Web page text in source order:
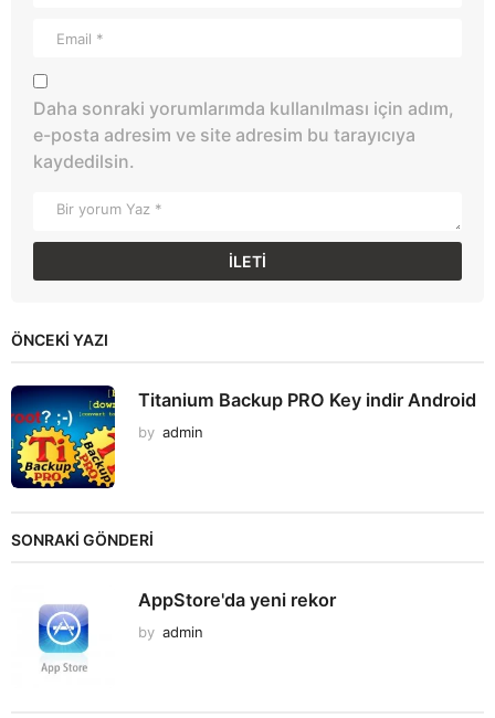
Daha sonraki yorumlarımda kullanılması için adım,
e-posta adresim ve site adresim bu tarayıcıya
kaydedilsin.
ÖNCEKI YAZI
Titanium Backup PRO Key indir Android
by admin
SONRAKİ GÖNDERİ
AppStore'da yeni rekor
by admin